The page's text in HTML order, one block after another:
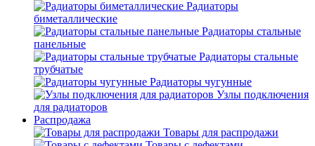
Радиаторы
биметаллические
Радиаторы стальные
панельные
Радиаторы стальные
трубчатые
Радиаторы чугунные
Узлы подключения
для радиаторов
Распродажа
Товары для распродажи